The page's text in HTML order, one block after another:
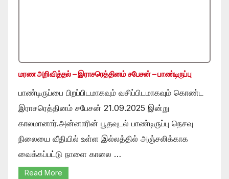
மரண அறிவித்தல் – இராசரெத்தினம் சபேசன் – பாண்டிருப்பு
பாண்டிருப்பை பிறப்பிடமாகவும் வசிப்பிடமாகவும் கொண்ட
இராசரெத்தினம் சபேசன் 21.09.2025 இன்று
காலமானார்.அன்னாரின் பூதவுடல் பாண்டிருப்பு நெசவு
நிலையை வீதியில் உள்ள இல்லத்தில் அஞ்சலிக்காக
வைக்கப்பட்டு நாளை காலை …
Read More